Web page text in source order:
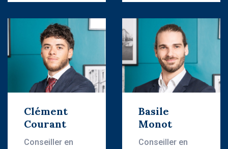
Clément
Courant
Conseiller en
Basile
Monot
Conseiller en